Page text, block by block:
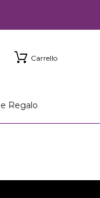
Carrello
Regalo